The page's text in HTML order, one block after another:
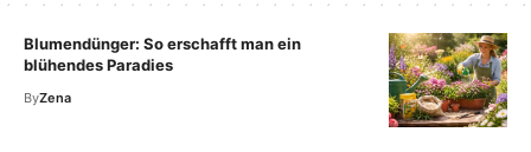
Blumendünger: So erschafft man ein
blühendes Paradies
ByZena